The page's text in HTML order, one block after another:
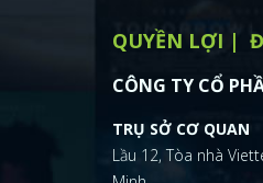
QUYỀN LỢI
CÔNG TY CỔ
TRỤ SỞ CƠ QUAN
Lầu 12, Tòa nhà